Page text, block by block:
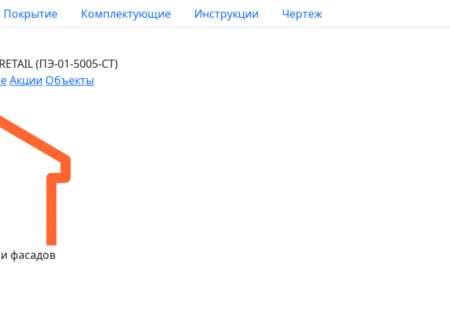
Покрытие Комплектующие Инструкции Чертеж
(ПЭ-01-5005-СТ)
Акции Объекты
фасадов